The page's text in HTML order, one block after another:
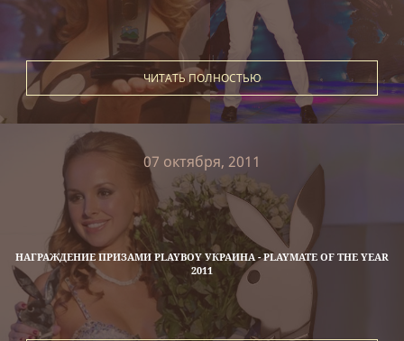
ЧИТАТЬ ПОЛНОСТЬЮ
07 октября, 2011
НАГРАЖДЕНИЕ ПРИЗАМИ PLAYBOY УКРАИНА - PLAYMATE OF THE YEAR
2011